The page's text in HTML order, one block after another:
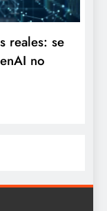
reales: se
no